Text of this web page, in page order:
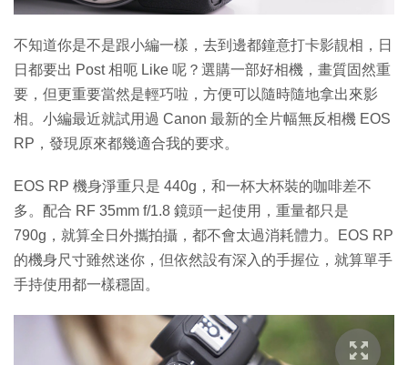
不知道你是不是跟小編一樣，去到邊都鐘意打卡影靚相，日
日都要出 Post 相呃 Like 呢？選購一部好相機，畫質固然重
要，但更重要當然是輕巧啦，方便可以隨時隨地拿出來影
相。小編最近就試用過 Canon 最新的全片幅無反相機 EOS
RP，發現原來都幾適合我的要求。
EOS RP 機身淨重只是 440g，和一杯大杯裝的咖啡差不
多。配合 RF 35mm f/1.8 鏡頭一起使用，重量都只是
790g，就算全日外攜拍攝，都不會太過消耗體力。EOS RP
的機身尺寸雖然迷你，但依然設有深入的手握位，就算單手
手持使用都一樣穩固。